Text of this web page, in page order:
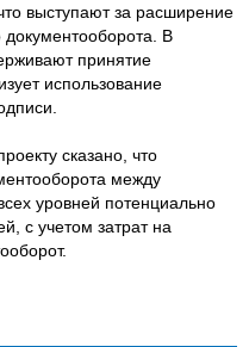
выступают за расширение
документооборота. В
принятие
использование
сказано, что
между
уровней потенциально
с учетом затрат на